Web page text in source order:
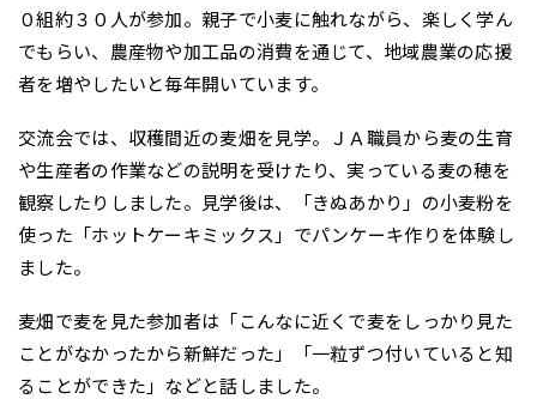
０組約３０人が参加。親子で小麦に触れながら、楽しく学ん
でもらい、農産物や加工品の消費を通じて、地域農業の応援
者を増やしたいと毎年開いています。
交流会では、収穫間近の麦畑を見学。ＪＡ職員から麦の生育
や生産者の作業などの説明を受けたり、実っている麦の穂を
観察したりしました。見学後は、「きぬあかり」の小麦粉を
使った「ホットケーキミックス」でパンケーキ作りを体験し
ました。
麦畑で麦を見た参加者は「こんなに近くで麦をしっかり見た
ことがなかったから新鮮だった」「一粒ずつ付いていると知
ることができた」などと話しました。